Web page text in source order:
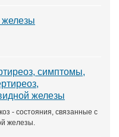
симптомы,
железы
- состояния, связанные с
железы.